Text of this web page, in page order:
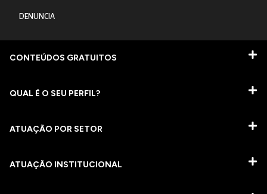
DENUNCIA
CONTEÚDOS GRATUITOS
QUAL É O SEU PERFIL?
ATUAÇÃO POR SETOR
ATUAÇÃO INSTITUCIONAL